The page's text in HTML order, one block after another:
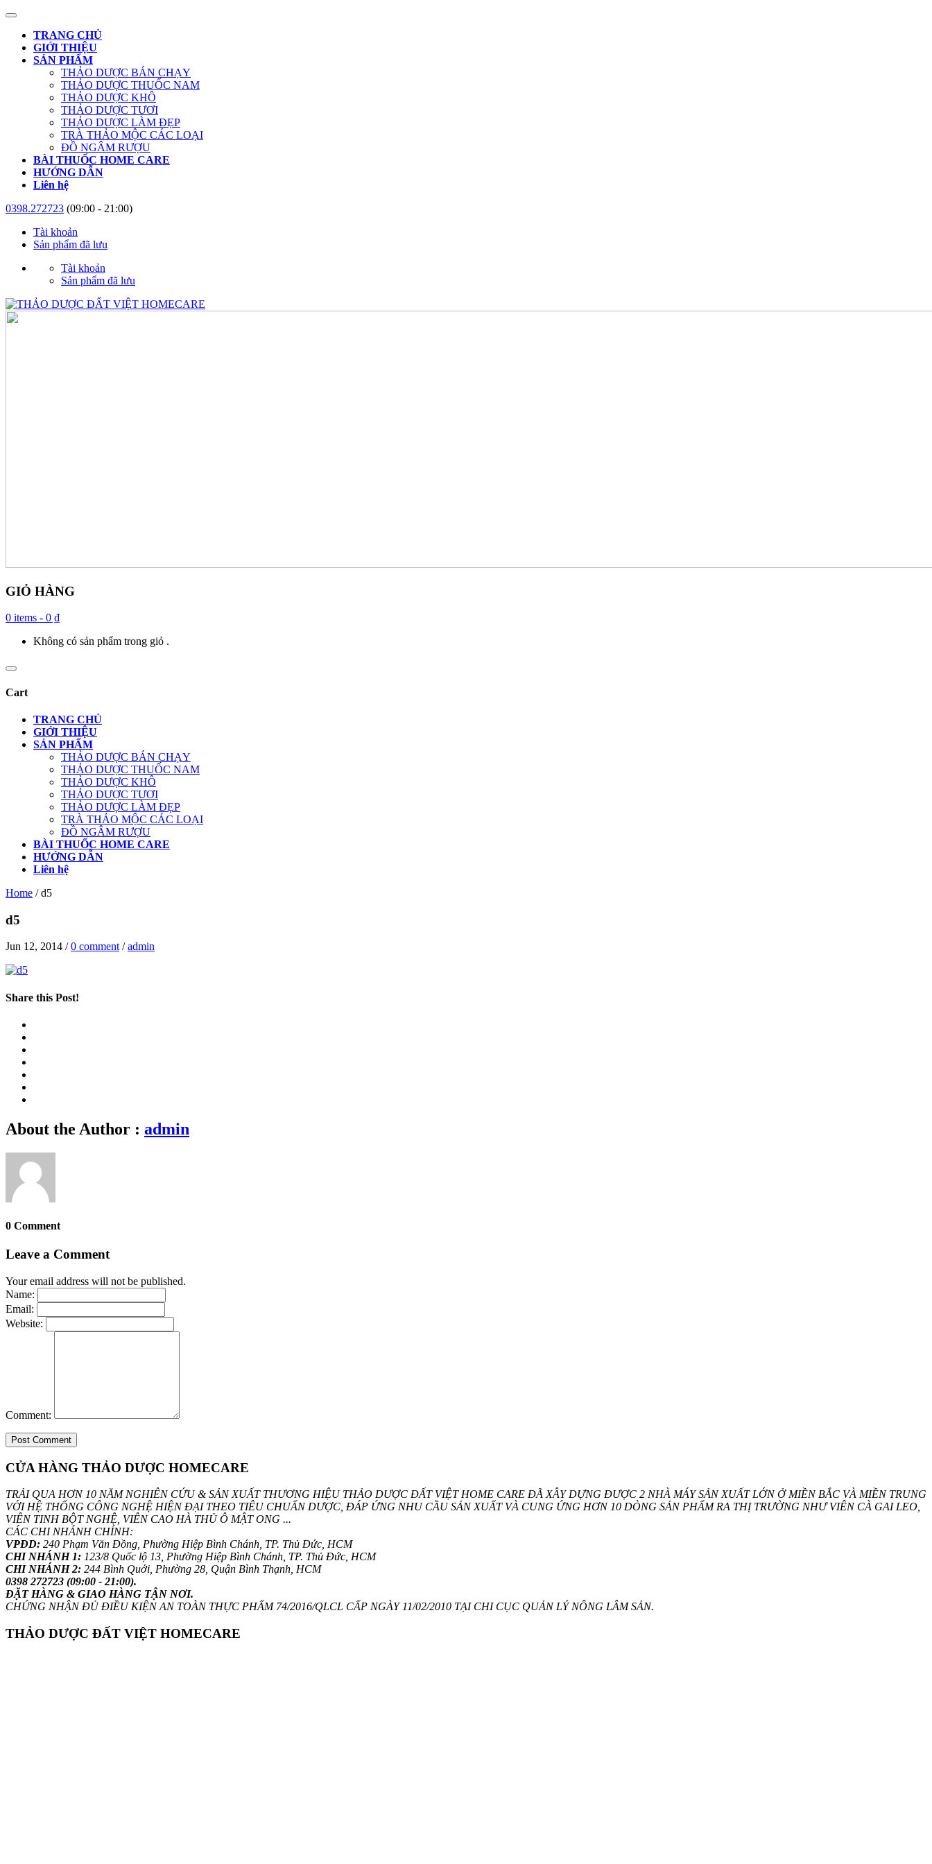
TRANG CHỦ
GIỚI THIỆU
SẢN PHẨM
THẢO DƯỢC BÁN CHẠY
THẢO DƯỢC THUỐC NAM
THẢO DƯỢC KHÔ
THẢO DƯỢC TƯƠI
THẢO DƯỢC LÀM ĐẸP
TRÀ THẢO MỘC CÁC LOẠI
ĐỒ NGÂM RƯỢU
BÀI THUỐC HOME CARE
HƯỚNG DẪN
Liên hệ
0398.272723 (09:00 - 21:00)
Tài khoản
Sản phẩm đã lưu
Tài khoản
Sản phẩm đã lưu
GIỎ HÀNG
0 items - 0 ₫
Không có sản phẩm trong giỏ .
Cart
TRANG CHỦ
GIỚI THIỆU
SẢN PHẨM
THẢO DƯỢC BÁN CHẠY
THẢO DƯỢC THUỐC NAM
THẢO DƯỢC KHÔ
THẢO DƯỢC TƯƠI
THẢO DƯỢC LÀM ĐẸP
TRÀ THẢO MỘC CÁC LOẠI
ĐỒ NGÂM RƯỢU
BÀI THUỐC HOME CARE
HƯỚNG DẪN
Liên hệ
Home / d5
d5
Jun 12, 2014 /0 comment /admin
Share this Post!
About the Author : admin
0 Comment
Leave a Comment
Your email address will not be published.
Name:
Email:
Website:
Comment:
CỬA HÀNG THẢO DƯỢC HOMECARE
TRẢI QUA HƠN 10 NĂM NGHIÊN CỨU & SẢN XUẤT THƯƠNG HIỆU THẢO DƯỢC ĐẤT VIỆT HOME CARE ĐÃ XÂY DỰNG ĐƯỢC 2 NHÀ MÁY SẢN XUẤT LỚN Ở MIỀN BẮC VÀ MIỀN TRUNG
VỚI HỆ THỐNG CÔNG NGHỆ HIỆN ĐẠI THEO TIÊU CHUẨN DƯỢC, ĐÁP ỨNG NHU CẦU SẢN XUẤT VÀ CUNG ỨNG HƠN 10 DÒNG SẢN PHẨM RA THỊ TRƯỜNG NHƯ VIÊN CÀ GAI LEO,
VIÊN TINH BỘT NGHỆ, VIÊN CAO HÀ THỦ Ô MẬT ONG ...
CÁC CHI NHÁNH CHÍNH:
VPĐD: 240 Phạm Văn Đồng, Phường Hiệp Bình Chánh, TP. Thủ Đức, HCM
CHI NHÁNH 1: 123/8 Quốc lộ 13, Phường Hiệp Bình Chánh, TP. Thủ Đức, HCM
CHI NHÁNH 2: 244 Bình Quới, Phường 28, Quận Bình Thạnh, HCM
0398 272723 (09:00 - 21:00).
ĐẶT HÀNG & GIAO HÀNG TẬN NƠI.
CHỨNG NHẬN ĐỦ ĐIỀU KIỆN AN TOÀN THỰC PHẨM 74/2016/QLCL CẤP NGÀY 11/02/2010 TẠI CHI CỤC QUẢN LÝ NÔNG LÂM SẢN.
THẢO DƯỢC ĐẤT VIỆT HOMECARE